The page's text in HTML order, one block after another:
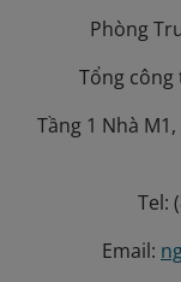
Phòng
Tổng công
Tầng 1 Nhà
Tel:
Email: